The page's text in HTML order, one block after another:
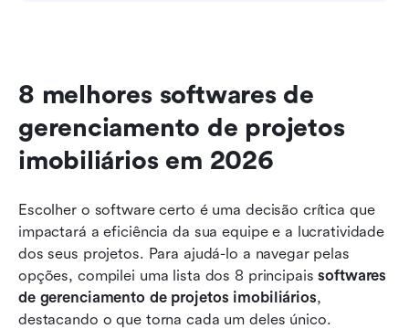
8 melhores softwares de
gerenciamento de projetos
imobiliários em 2026
Escolher o software certo é uma decisão crítica que
impactará a eficiência da sua equipe e a lucratividade
dos seus projetos. Para ajudá-lo a navegar pelas
opções, compilei uma lista dos 8 principais softwares
de gerenciamento de projetos imobiliários,
destacando o que torna cada um deles único.